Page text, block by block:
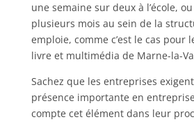
une semaine sur deux à l’école,
plusieurs mois au sein de la
emploie, comme c’est le cas pour
livre et multimédia de Marne-la-
Sachez que les entreprises
présence importante en
compte cet élément dans leur